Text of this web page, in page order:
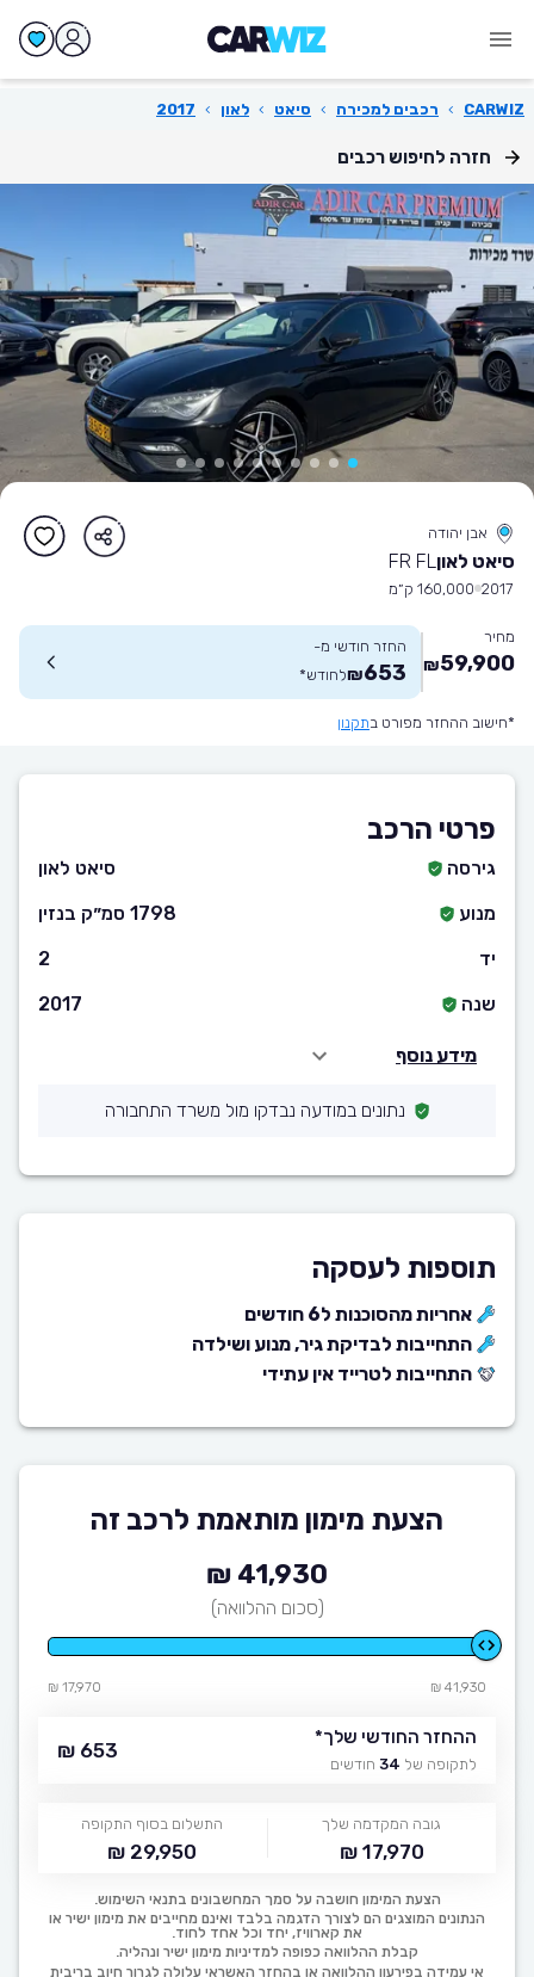
CARWIZ
› רכבים למכירה › סיאט › לאון ›
2017
חזרה לחיפוש רכבים
אבן יהודה
סיאט לאון FR FL
2017 160,000 ק״מ
מחיר
59,900
₪
החזר חודשי מ-
653
₪לחודש*
*חישוב ההחזר מפורט בתקנון
פרטי הרכב
גירסה
סיאט לאון
מנוע
1798 סמ״ק בנזין
יד
2
שנה
2017
מידע נוסף
נתונים במודעה נבדקו מול משרד התחבורה
תוספות לעסקה
אחריות מהסוכנות ל6 חודשים
התחייבות לבדיקת גיר, מנוע ושילדה
התחייבות לטרייד אין עתידי
הצעת מימון מותאמת לרכב זה
41,930 ₪
(סכום ההלוואה)
41,930 ₪
17,970 ₪
ההחזר החודשי שלך*
לתקופה של 34 חודשים
653 ₪
גובה המקדמה שלך
17,970 ₪
התשלום בסוף התקופה
29,950 ₪
הצעת המימון חושבה על סמך המחשבונים בתנאי השימוש.
הנתונים המוצגים הם לצורך הדגמה בלבד ואינם מחייבים את מימון ישיר או
את קארוויז, יחד וכל אחד לחוד.
קבלת ההלוואה כפופה למדיניות מימון ישיר ונהליה.
אי עמידה בפירעון ההלוואה או בהחזר האשראי עלולה לגרור חיוב בריבית